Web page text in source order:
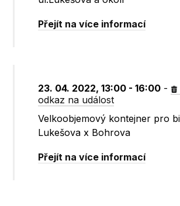
Přejít na více informací
23. 04. 2022, 13:00 - 16:00 -
odkaz na událost
Velkoobjemový kontejner pro
Lukešova x Bohrova
Přejít na více informací